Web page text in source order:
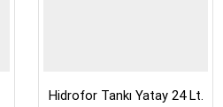
Hidrofor Tankı Yatay 24 Lt.